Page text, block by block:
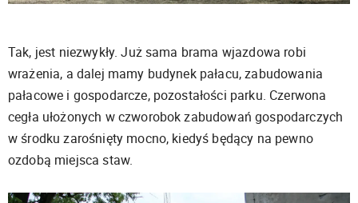
Tak, jest niezwykły. Już sama brama wjazdowa robi
wrażenia, a dalej mamy budynek pałacu, zabudowania
pałacowe i gospodarcze, pozostałości parku. Czerwona
cegła ułożonych w czworobok zabudowań gospodarczych
w środku zarośnięty mocno, kiedyś będący na pewno
ozdobą miejsca staw.